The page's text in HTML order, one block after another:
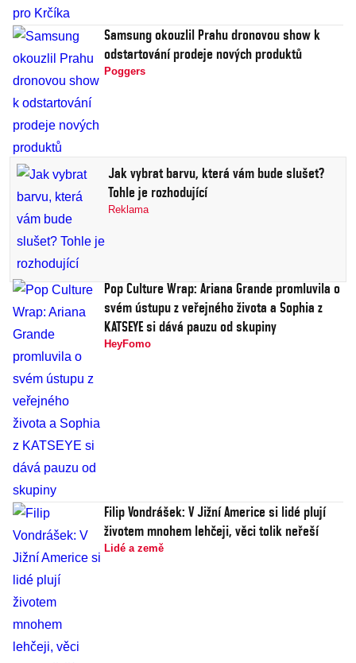
Samsung okouzlil Prahu dronovou show k
odstartování prodeje nových produktů
Poggers
Jak vybrat barvu, která vám bude slušet?
Tohle je rozhodující
Reklama
Pop Culture Wrap: Ariana Grande promluvila o
svém ústupu z veřejného života a Sophia z
KATSEYE si dává pauzu od skupiny
HeyFomo
Filip Vondrášek: V Jižní Americe si lidé plují
životem mnohem lehčeji, věci tolik neřeší
Lidé a země